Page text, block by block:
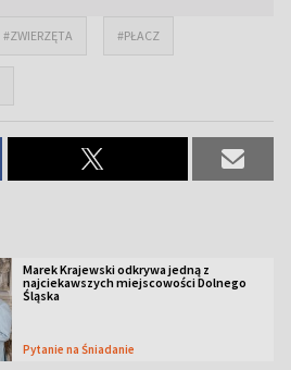
#ZWIERZĘTA #PŁACZ
Marek Krajewski odkrywa jedną z
najciekawszych miejscowości Dolnego
Śląska
Pytanie na Śniadanie